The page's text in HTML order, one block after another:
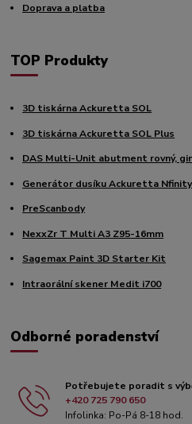
Doprava a platba
TOP Produkty
3D tiskárna Ackuretta SOL
3D tiskárna Ackuretta SOL Plus
DAS Multi-Unit abutment rovný,
Generátor dusíku Ackuretta Nfinity
PreScanbody
NexxZr T Multi A3 Z95-16mm
Sagemax Paint 3D Starter Kit
Intraorální skener Medit i700
Odborné poradenství
Potřebujete poradit s
+420 725 790 650
Infolinka: Po-Pá 8-18 hod.